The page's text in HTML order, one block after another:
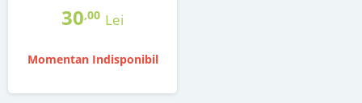
30,00 Lei
Momentan Indisponibil